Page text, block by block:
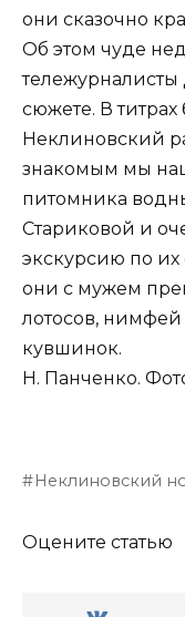
они сказочно
Об этом чуде
сюжете. В титрах
Неклиновский
знакомым мы
питомника
Стариковой и
экскурсию по их
они с мужем
лотосов, нимфей
кувшинок.
Н. Панченко.
Неклиновский
Оцените статью